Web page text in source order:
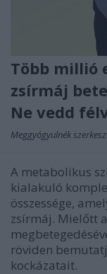
Több millió
zsírmáj
Ne vedd
Meggyógyulnék
A metabolikus
kialakuló
összessége,
zsírmáj. Mielőtt
röviden
kockázatait.